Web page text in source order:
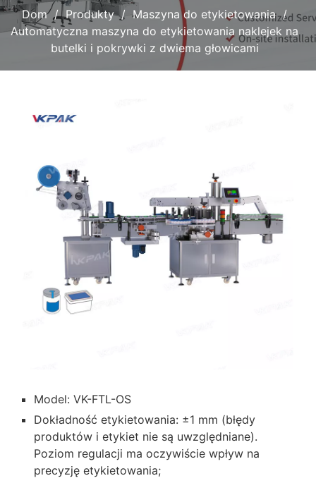
Dom Produkty
Maszyna do etykietowania
Automatyczna maszyna do etykietowania naklejek na
butelki i pokrywki z dwiema głowicami
Model: VK-FTL-OS
Dokładność etykietowania: ±1 mm (błędy
produktów i etykiet nie są uwzględniane).
Poziom regulacji ma oczywiście wpływ na
precyzję etykietowania;